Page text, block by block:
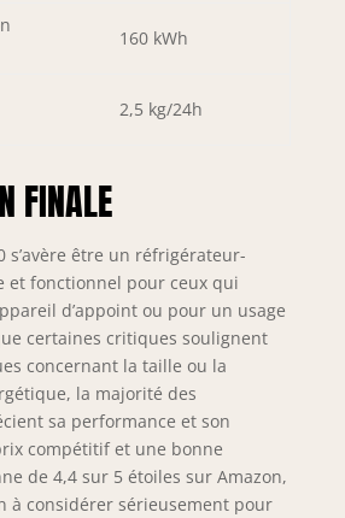
160 kWh
2,5 kg/24h
FINALE
s’avère être un réfrigérateur-
et fonctionnel pour ceux qui
d’appoint ou pour un usage
certaines critiques soulignent
concernant la taille ou la
la majorité des
sa performance et son
compétitif et une bonne
de 4,4 sur 5 étoiles sur Amazon,
à considérer sérieusement pour